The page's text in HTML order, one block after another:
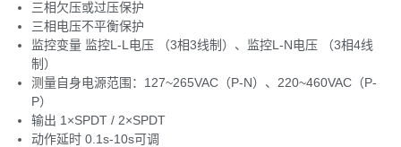
三相欠压或过压保护
三相电压不平衡保护
监控变量 监控L-L电压 （3相3线制）、监控L-N电压 （3相4线
制）
测量自身电源范围：127~265VAC（P-N）、220~460VAC（P-
P）
输出 1×SPDT / 2×SPDT
动作延时 0.1s-10s可调